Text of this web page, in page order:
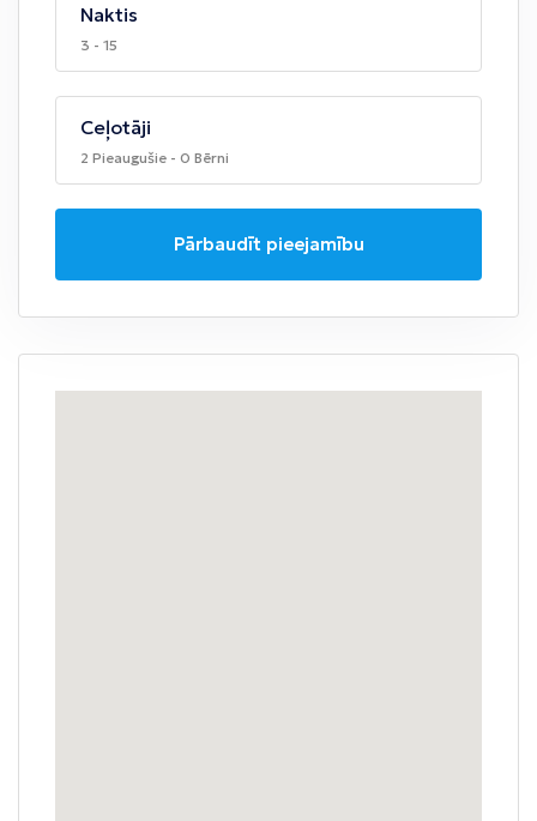
Naktis
3 - 15
Ceļotāji
2 Pieaugušie - 0 Bērni
Pārbaudīt pieejamību